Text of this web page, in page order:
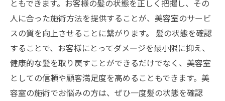
ともできます。お客様の髪の状態を正しく把握し、その
人に合った施術方法を提供することが、美容室のサービ
スの質を向上させることに繋がります。 髪の状態を確認
することで、お客様にとってダメージを最小限に抑え、
健康的な髪を取り戻すことができるだけでなく、美容室
としての信頼や顧客満足度を高めることもできます。美
容室の施術でお悩みの方は、ぜひ一度髪の状態を確認